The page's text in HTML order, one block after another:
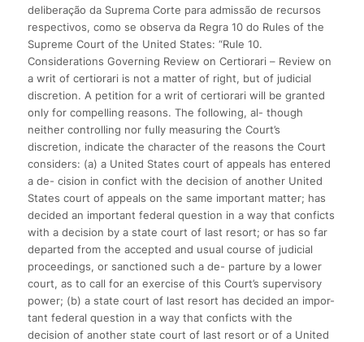
deliberação da Suprema Corte para admissão de recursos
respectivos, como se observa da Regra 10 do Rules of the
Supreme Court of the United States: “Rule 10.
Considerations Governing Review on Certiorari – Review on
a writ of certiorari is not a matter of right, but of judicial
discretion. A petition for a writ of certiorari will be granted
only for compelling reasons. The following, al- though
neither controlling nor fully measuring the Court’s
discretion, indicate the character of the reasons the Court
considers: (a) a United States court of appeals has entered
a de- cision in confict with the decision of another United
States court of appeals on the same important matter; has
decided an important federal question in a way that conficts
with a decision by a state court of last resort; or has so far
departed from the accepted and usual course of judicial
proceedings, or sanctioned such a de- parture by a lower
court, as to call for an exercise of this Court’s supervisory
power; (b) a state court of last resort has decided an impor-
tant federal question in a way that conficts with the
decision of another state court of last resort or of a United